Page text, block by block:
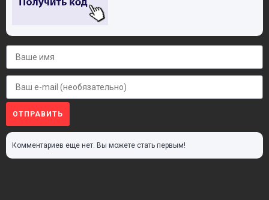
ОТПРАВИТЬ
Комментариев еще нет. Вы можете стать первым!